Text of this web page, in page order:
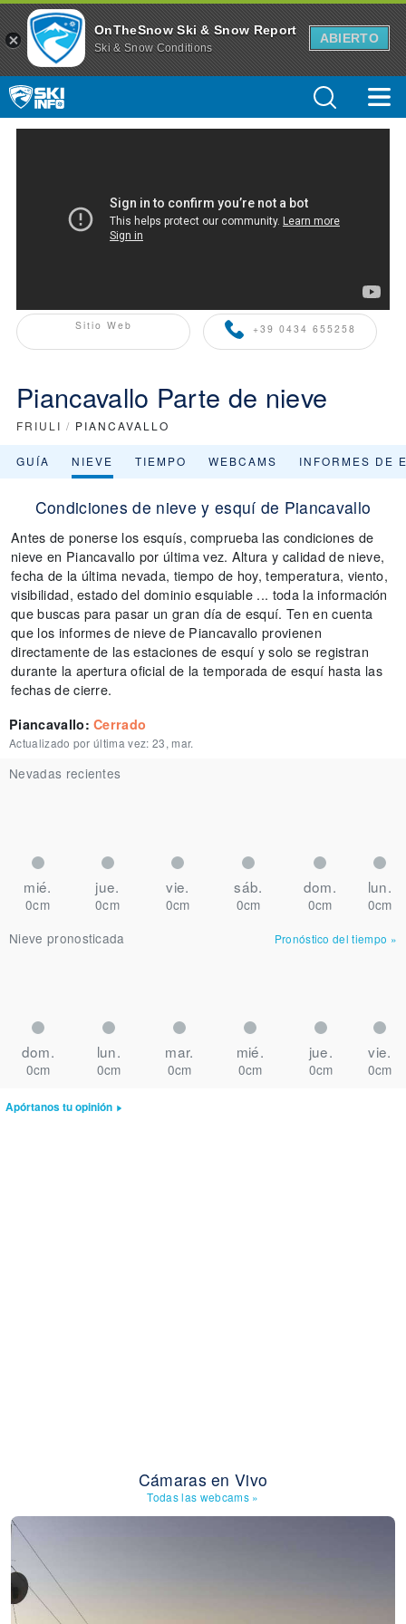
OnTheSnow Ski & Snow Report
Ski & Snow Conditions
ABIERTO
Sitio Web +39 0434 655258
Piancavallo Parte de nieve
FRIULI / PIANCAVALLO
GUÍA NIEVE TIEMPO WEBCAMS INFORMES DE
Condiciones de nieve y esquí de Piancavallo
Antes de ponerse los esquís, comprueba las condiciones de
nieve en Piancavallo por última vez. Altura y calidad de nieve,
fecha de la última nevada, tiempo de hoy, temperatura, viento,
visibilidad, estado del dominio esquiable ... toda la información
que buscas para pasar un gran día de esquí. Ten en cuenta
que los informes de nieve de Piancavallo provienen
directamente de las estaciones de esquí y solo se registran
durante la apertura oficial de la temporada de esquí hasta las
fechas de cierre.
Piancavallo:Cerrado
Actualizado por última vez: 23, mar.
Nevadas recientes
mié. jue. vie. sáb. dom. lun.
0cm 0cm 0cm 0cm 0cm
0cm
Nieve pronosticada
Pronóstico del tiempo »
dom. lun. mar. mié. jue. vie.
0cm 0cm 0cm 0cm 0cm 0cm
Apórtanos tu opinión
Cámaras en Vivo
Todas las webcams »